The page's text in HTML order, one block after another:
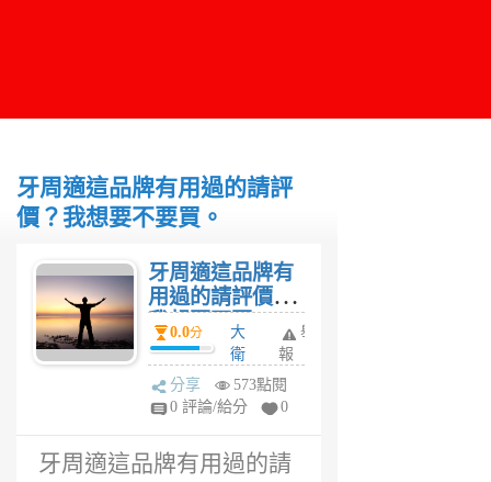
牙周適這品牌有用過的請評
價？我想要不要買。
牙周適這品牌有
用過的請評價？
我想要不要
買。
0.0分
大
衛
3
年
舉
報
分享
573點閱
0 評論/給分
0
牙周適這品牌有用過的請